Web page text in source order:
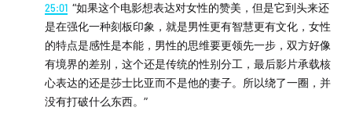
25:01 “如果这个电影想表达对女性的赞美，但是它到头来还
是在强化一种刻板印象，就是男性更有智慧更有文化，女性
的特点是感性是本能，男性的思维要更领先一步，双方好像
有境界的差别，这个还是传统的性别分工，最后影片承载核
心表达的还是莎士比亚而不是他的妻子。所以绕了一圈，并
没有打破什么东西。”